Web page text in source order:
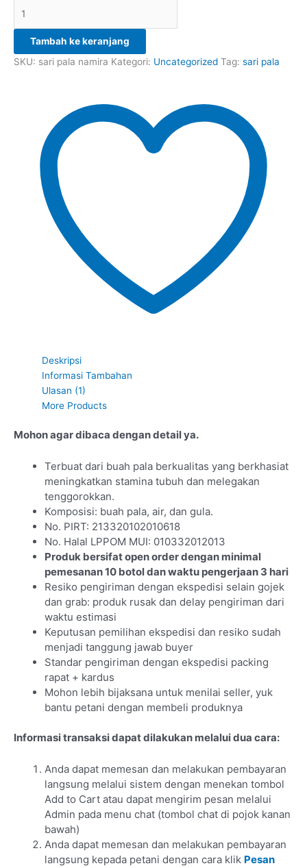
Tambah ke keranjang
SKU: sari pala namira Kategori: Uncategorized Tag: sari pala
Deskripsi
Informasi Tambahan
Ulasan (1)
More Products
Mohon agar dibaca dengan detail ya.
Terbuat dari buah pala berkualitas yang berkhasiat
meningkatkan stamina tubuh dan melegakan
tenggorokkan.
Komposisi: buah pala, air, dan gula.
No. PIRT: 213320102010618
No. Halal LPPOM MUI: 010332012013
Produk bersifat open order dengan minimal
pemesanan 10 botol dan waktu pengerjaan 3 hari
Resiko pengiriman dengan ekspedisi selain gojek
dan grab: produk rusak dan delay pengiriman dari
waktu estimasi
Keputusan pemilihan ekspedisi dan resiko sudah
menjadi tanggung jawab buyer
Standar pengiriman dengan ekspedisi packing
rapat + kardus
Mohon lebih bijaksana untuk menilai seller, yuk
bantu petani dengan membeli produknya
Informasi transaksi dapat dilakukan melalui dua cara:
Anda dapat memesan dan melakukan pembayaran
langsung melalui sistem dengan menekan tombol
Add to Cart atau dapat mengirim pesan melalui
Admin pada menu chat (tombol chat di pojok kanan
bawah)
Anda dapat memesan dan melakukan pembayaran
langsung kepada petani dengan cara klik Pesan